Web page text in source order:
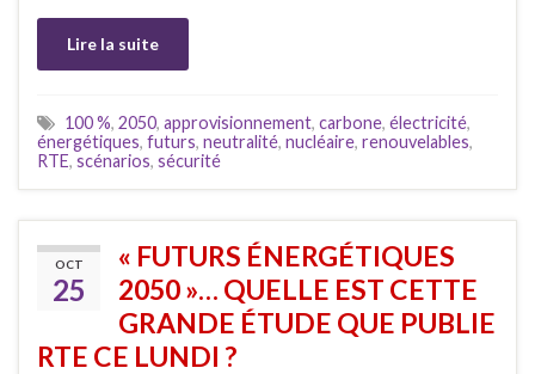
Lire la suite
100 %, 2050, approvisionnement, carbone, électricité,
énergétiques, futurs, neutralité, nucléaire, renouvelables,
RTE, scénarios, sécurité
OCT
25
« FUTURS ÉNERGÉTIQUES
2050 »… QUELLE EST CETTE
GRANDE ÉTUDE QUE PUBLIE
RTE CE LUNDI ?